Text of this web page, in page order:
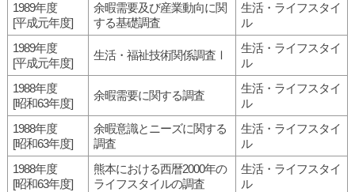
1989年度
[平成元年度]
余暇需要及び産業動向に関
する基礎調査
生活・ライフスタイ
ル
1989年度
[平成元年度]
生活・福祉技術関係調査Ⅰ
生活・ライフスタイ
ル
1988年度
[昭和63年度]
余暇需要に関する調査
生活・ライフスタイ
ル
1988年度
[昭和63年度]
余暇意識とニーズに関する
調査
生活・ライフスタイ
ル
1988年度
[昭和63年度]
熊本における西暦2000年の
ライフスタイルの調査
生活・ライフスタイ
ル